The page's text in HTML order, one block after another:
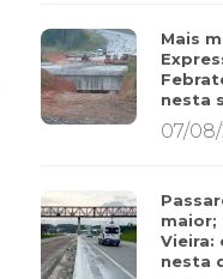
Mais
nesta
07/
maior;
Vieira:
nesta